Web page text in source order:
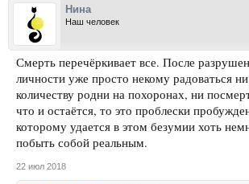
Нина
Наш человек
Смерть перечёркивает все. После
личности уже просто некому радоваться
количеству родни на похоронах, ни
что и остаётся, то это проблески
которому удается в этом безумии хоть
побыть собой реальным.
22 июл 2018